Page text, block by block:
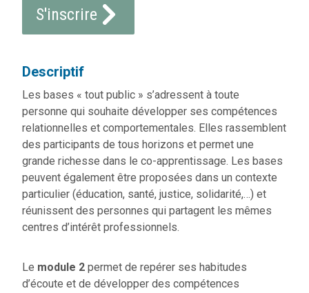
S'inscrire
Descriptif
Les bases « tout public » s’adressent à toute
personne qui souhaite développer ses compétences
relationnelles et comportementales. Elles rassemblent
des participants de tous horizons et permet une
grande richesse dans le co-apprentissage. Les bases
peuvent également être proposées dans un contexte
particulier (éducation, santé, justice, solidarité,…) et
réunissent des personnes qui partagent les mêmes
centres d’intérêt professionnels.
Le module 2 permet de repérer ses habitudes
d’écoute et de développer des compétences